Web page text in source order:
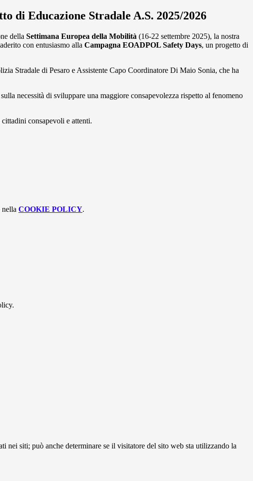
di Educazione Stradale A.S. 2025/2026
della Settimana Europea della Mobilità (16-22 settembre 2025), la nostra
con entusiasmo alla Campagna EOADPOL Safety Days, un progetto di
Stradale di Pesaro e Assistente Capo Coordinatore Di Maio Sonia, che ha
necessità di sviluppare una maggiore consapevolezza rispetto al fenomeno
consapevoli e attenti.
COOKIE POLICY.
nei siti; può anche determinare se il visitatore del sito web sta utilizzando la